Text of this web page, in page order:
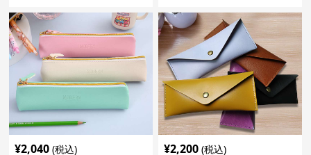
¥2,040 (税込) ¥2,200 (税込)